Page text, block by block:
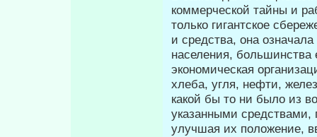
коммерче­ской тайны и
только гигантское
и средства, она
населения, большинства
экономическая
хлеба, угля, нефти,
какой бы то ни было из
указанными средствами,
улуч­шая их положение,